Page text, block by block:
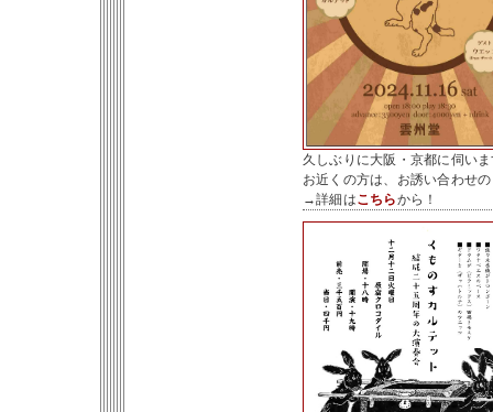
久しぶりに大阪・京都に伺い
お近くの方は、お誘い合わせ
→詳細はこちらから！